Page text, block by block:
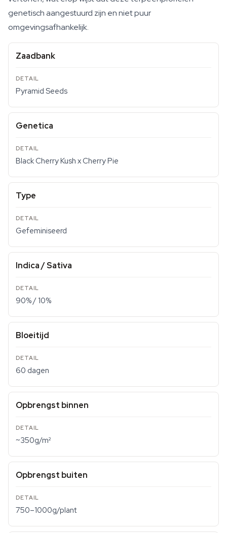
genetisch aangestuurd zijn en niet puur
omgevingsafhankelijk.
Zaadbank
Pyramid Seeds
Genetica
Black Cherry Kush x Cherry Pie
Type
Gefeminiseerd
Indica / Sativa
90% / 10%
Bloeitijd
60 dagen
Opbrengst binnen
~350g/m²
Opbrengst buiten
750–1000g/plant